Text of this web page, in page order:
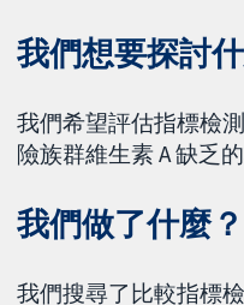
我們想要探討
我們希望評估指標檢
險族群維生素 A 缺乏的
我們做了什麼？
我們搜尋了比較指標